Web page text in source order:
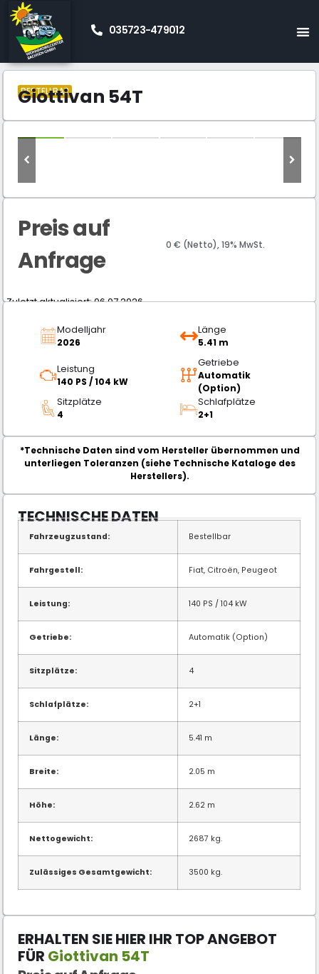
035723-479012
Start»Neue Wohnmobile Kaufen
Giottiline
BESTELLBAR
Giottivan 54T
Preis auf
Anfrage
0 € (Netto), 19% MwSt.
Zuletzt aktualisiert: 06.07.2026
Modelljahr
2026
Länge
5.41 m
Leistung
140 PS / 104 kW
Getriebe
Automatik
(Option)
Sitzplätze
4
Schlafplätze
2+1
*Technische Daten sind vom Hersteller übernommen und
unterliegen Toleranzen (siehe Technische Kataloge des
Herstellers).
TECHNISCHE DATEN
Fahrzeugzustand: Bestellbar
Fahrgestell: Fiat, Citroën, Peugeot
Leistung: 140 PS / 104 kW
Getriebe: Automatik (Option)
Sitzplätze: 4
Schlafplätze: 2+1
Länge: 5.41 m
Breite: 2.05 m
Höhe: 2.62 m
Nettogewicht: 2687 kg.
Zulässiges Gesamtgewicht: 3500 kg.
ERHALTEN SIE HIER IHR TOP ANGEBOT
FÜR Giottivan 54T